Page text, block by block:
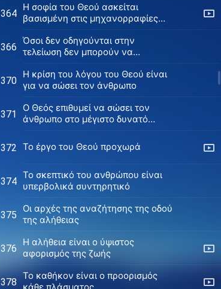
364
Η σοφία του Θεού ασκείται
βασισμένη στις μηχανορραφίες
366
Όσοι δεν οδηγούνται στην
τελείωση δεν μπορούν να
του Θεού
370
Η κρίση του λόγου του Θεού είναι
για να σώσει τον άνθρωπο
371
Ο Θεός επιθυμεί να σώσει τον
άνθρωπο στο μέγιστο δυνατό
372 Το έργο του Θεού προχωρά
374
Το σκεπτικό του ανθρώπου είναι
υπερβολικά συντηρητικό
375
Οι αρχές της αναζήτησης της οδού
της αλήθειας
376
Η αλήθεια είναι ο ύψιστος
αφορισμός της ζωής
378
Το καθήκον είναι ο προορισμός